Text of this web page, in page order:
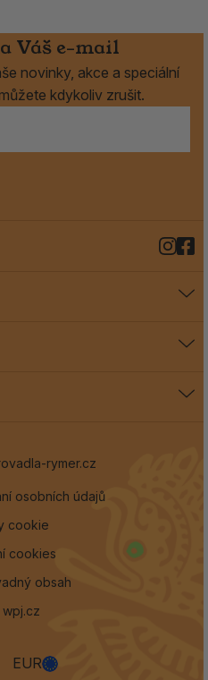
Váš e-mail
novinky, akce a speciální
kdykoliv zrušit.
rymer.cz
osobních údajů
cookie
cookies
obsah
wpj.cz
EUR